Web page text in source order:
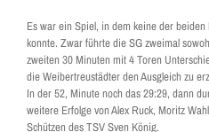
Es war ein Spiel, in dem keine der
konnte. Zwar führte die SG zweimal
zweiten 30 Minuten mit 4 Toren
die Weibertreustädter den Ausgleich zu
In der 52, Minute noch das 29:29, dann
weitere Erfolge von Alex Ruck, Moritz
Schützen des TSV Sven König.